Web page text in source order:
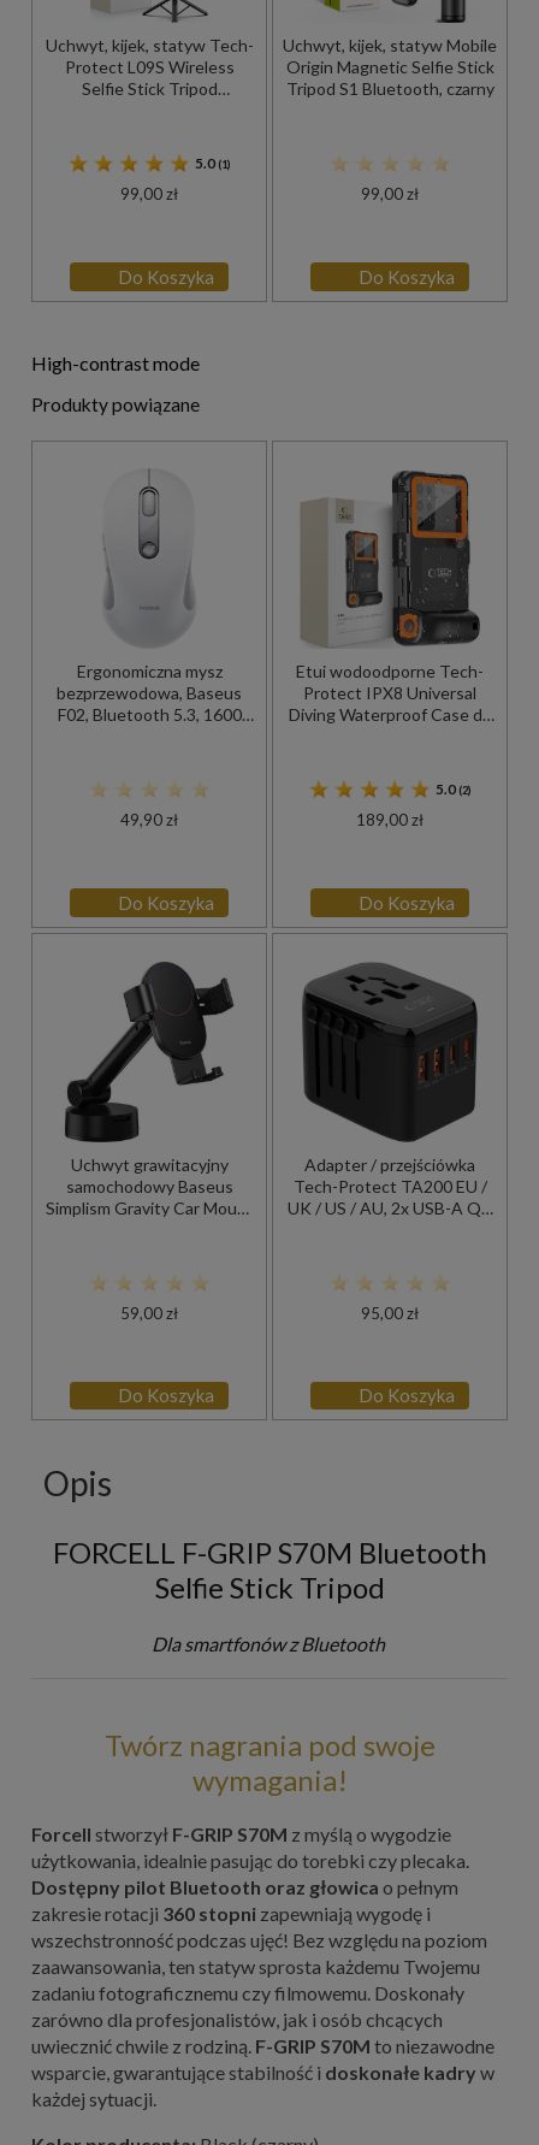
Uchwyt, kijek, statyw Tech-
Protect L09S Wireless
Selfie Stick Tripod
5.0 (1)
99,00 zł
Do Koszyka
Uchwyt, kijek, statyw Mobile
Origin Magnetic Selfie Stick
Tripod S1 Bluetooth, czarny
99,00 zł
Do Koszyka
High-contrast mode
Produkty powiązane
Ergonomiczna mysz
bezprzewodowa, Baseus
F02, Bluetooth 5.3, 1600
49,90 zł
Do Koszyka
Etui wodoodporne Tech-
Protect IPX8 Universal
Diving Waterproof Case do
5.0 (2)
189,00 zł
Do Koszyka
Uchwyt grawitacyjny
samochodowy Baseus
Simplism Gravity Car Mount
59,00 zł
Do Koszyka
Adapter / przejściówka
Tech-Protect TA200 EU /
UK / US / AU, 2x USB-A QC
95,00 zł
Do Koszyka
Opis
FORCELL F-GRIP S70M Bluetooth
Selfie Stick Tripod
Dla smartfonów z Bluetooth
Twórz nagrania pod swoje
wymagania!
Forcell stworzył F-GRIP S70M z myślą o wygodzie
użytkowania, idealnie pasując do torebki czy plecaka.
Dostępny pilot Bluetooth oraz głowica o pełnym
zakresie rotacji 360 stopni zapewniają wygodę i
wszechstronność podczas ujęć! Bez względu na poziom
zaawansowania, ten statyw sprosta każdemu Twojemu
zadaniu fotograficznemu czy filmowemu. Doskonały
zarówno dla profesjonalistów, jak i osób chcących
uwiecznić chwile z rodziną. F-GRIP S70M to niezawodne
wsparcie, gwarantujące stabilność i doskonałe kadry w
każdej sytuacji.